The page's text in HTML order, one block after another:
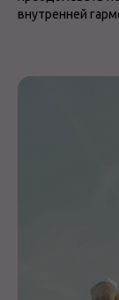
внутренней